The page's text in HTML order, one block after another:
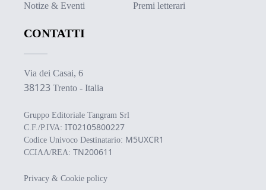
Notize & Eventi Premi letterari
CONTATTI
Via dei Casai, 6
38123 Trento - Italia
Gruppo Editoriale Tangram Srl
C.F./P.IVA: IT02105800227
Codice Univoco Destinatario: M5UXCR1
CCIAA/REA: TN200611
Privacy & Cookie policy